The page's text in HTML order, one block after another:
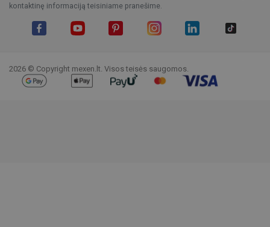
kontaktinę informaciją teisiniame pranešime.
2026 © Copyright mexen.lt. Visos teisės saugomos.